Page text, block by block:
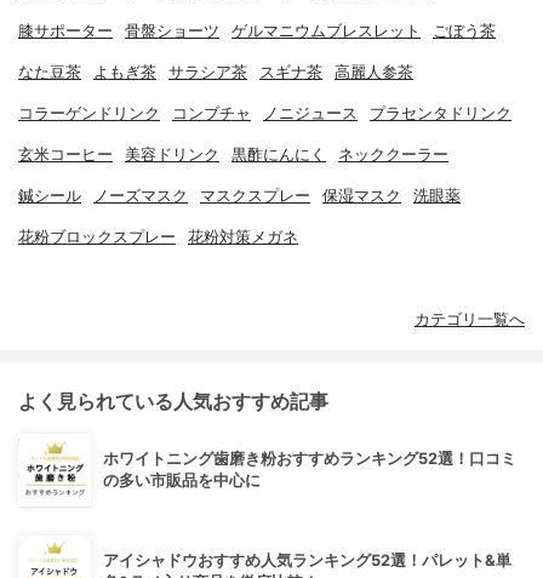
膝サポーター 骨盤ショーツ ゲルマニウムブレスレット ごぼう茶
なた豆茶 よもぎ茶 サラシア茶 スギナ茶 高麗人参茶
コラーゲンドリンク コンブチャ ノニジュース プラセンタドリンク
玄米コーヒー 美容ドリンク 黒酢にんにく ネッククーラー
鍼シール ノーズマスク マスクスプレー 保湿マスク 洗眼薬
花粉ブロックスプレー 花粉対策メガネ
カテゴリ一覧へ
よく見られている人気おすすめ記事
ホワイトニング歯磨き粉おすすめランキング52選！口コミ
の多い市販品を中心に
アイシャドウおすすめ人気ランキング52選！パレット&単